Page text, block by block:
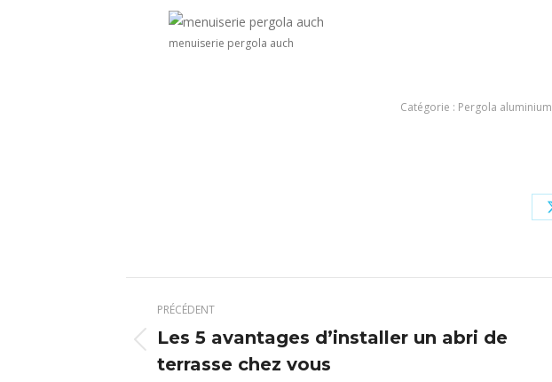
menuiserie pergola auch
Catégorie : Pergola aluminium
Navigation
article
PRÉCÉDENT
Article
précédent
Les 5 avantages d’installer un abri de
terrasse chez vous